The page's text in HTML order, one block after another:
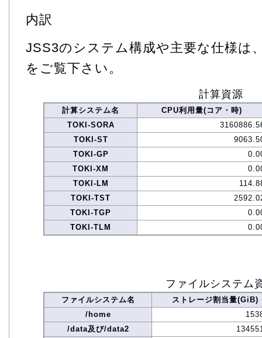
内訳
JSS3のシステム構成や主要な仕様は
をご覧下さい。
計算資源
計算システム名
CPU利用量(コア・時)
TOKI-SORA
TOKI-ST
TOKI-GP
TOKI-XM
TOKI-LM
TOKI-TST
TOKI-TGP
TOKI-TLM
ファイルシステム
ファイルシステム名
ストレージ割当量(GiB)
/home
/data及び/data2